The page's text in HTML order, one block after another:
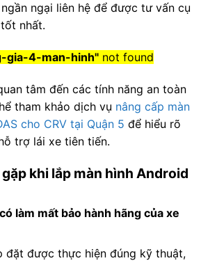
ngại liên hệ để được tư vấn cụ
nhất.
gia-4-man-hinh"not found
tâm đến các tính năng an toàn
tham khảo dịch vụ nâng cấp màn
cho CRV tại Quận 5 để hiểu rõ
trợ lái xe tiên tiến.
khi lắp màn hình Android
làm mất bảo hành hãng của xe
đặt được thực hiện đúng kỹ thuật,